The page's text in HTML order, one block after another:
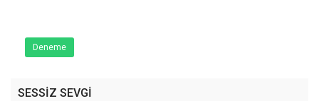
Deneme
SESSİZ SEVGİ